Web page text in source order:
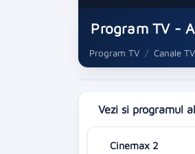
Program TV -
Program TV Canale TV
Vezi si programul
Cinemax 2